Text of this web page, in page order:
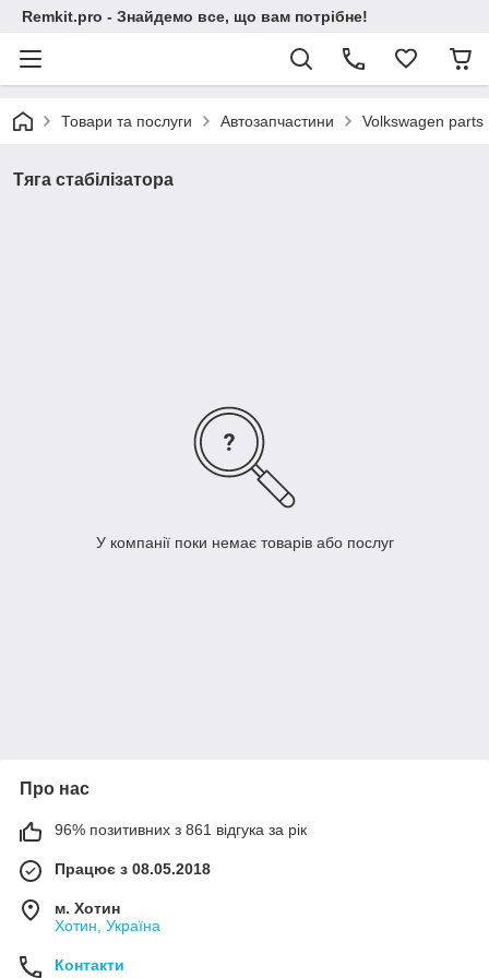
Remkit.pro - Знайдемо все, що вам потрібне!
Товари та послуги Автозапчастини Volkswagen parts
Тяга стабілізатора
У компанії поки немає товарів або послуг
Про нас
96% позитивних з 861 відгука за рік
Працює з 08.05.2018
м. Хотин
Хотин, Україна
Контакти